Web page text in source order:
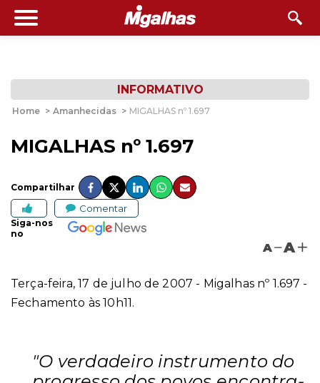
INFORMATIVO
Home > Amanhecidas > MIGALHAS nº 1.697
MIGALHAS nº 1.697
Compartilhar
Comentar
Siga-nos
no
A A
Terça-feira, 17 de julho de 2007 - Migalhas nº 1.697 -
Fechamento às 10h11.
"O verdadeiro instrumento do